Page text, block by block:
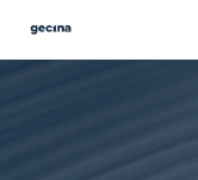
contenu